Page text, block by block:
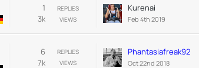
REPLIES
1
VIEWS
3k
Kurenai
Feb 4th 2019
REPLIES
6
VIEWS
7k
Phantasiafreak92
Oct 22nd 2018